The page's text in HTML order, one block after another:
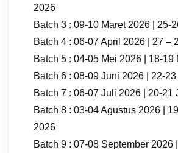
2026
Batch 3 : 09-10 Maret 2026 | 25-
Batch 4 : 06-07 April 2026 | 27 –
Batch 5 : 04-05 Mei 2026 | 18-19
Batch 6 : 08-09 Juni 2026 | 22-
Batch 7 : 06-07 Juli 2026 | 20-21
Batch 8 : 03-04 Agustus 2026 |
2026
Batch 9 : 07-08 September 2026